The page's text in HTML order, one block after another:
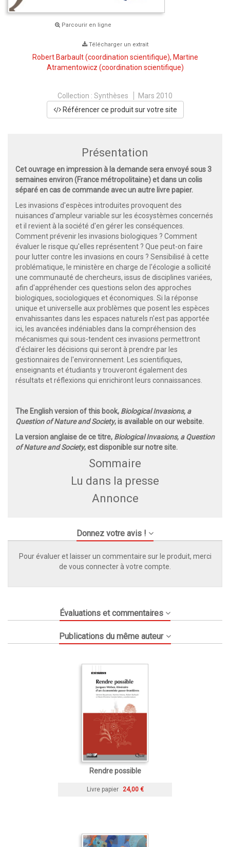
Parcourir en ligne
Télécharger un extrait
Robert Barbault(coordination scientifique), Martine
Atramentowicz (coordination scientifique)
Collection : Synthèses
Mars 2010
Référencer ce produit sur votre site
Présentation
Cet ouvrage en impression à la demande sera envoyé sous 3
semaines environ (France métropolitaine) et dans un colis
séparé en cas de commande avec un autre livre papier.
Les invasions d'espèces introduites provoquent des
nuisances d'ampleur variable sur les écosystèmes concernés
et il revient à la société d'en gérer les conséquences.
Comment prévenir les invasions biologiques ? Comment
évaluer le risque qu'elles représentent ? Que peut-on faire
pour lutter contre les invasions en cours ? Sensibilisé à cette
problématique, le ministère en charge de l'écologie a sollicité
une communauté de chercheurs, issus de disciplines variées,
afin d'appréhender ces questions selon des approches
biologiques, sociologiques et économiques. Si la réponse
unique et universelle aux problèmes que posent les espèces
envahissantes dans les espaces naturels n'est pas apportée
ici, les avancées indéniables dans la compréhension des
mécanismes qui sous-tendent ces invasions permettront
d'éclairer les décisions qui seront à prendre par les
gestionnaires de l'environnement. Les scientifiques,
enseignants et étudiants y trouveront également des
résultats et réflexions qui enrichiront leurs connaissances.
The English version of this book, Biological Invasions, a
Question of Nature and Society, is available on our website.
La version anglaise de ce titre, Biological Invasions, a Question
of Nature and Society, est disponible sur notre site.
Sommaire
Lu dans la presse
Annonce
Donnez votre avis !
Pour évaluer et laisser un commentaire sur le produit, merci
de vous connecter à votre compte.
Évaluations et commentaires
Publications du même auteur
Rendre possible
Livre papier 24,00 €